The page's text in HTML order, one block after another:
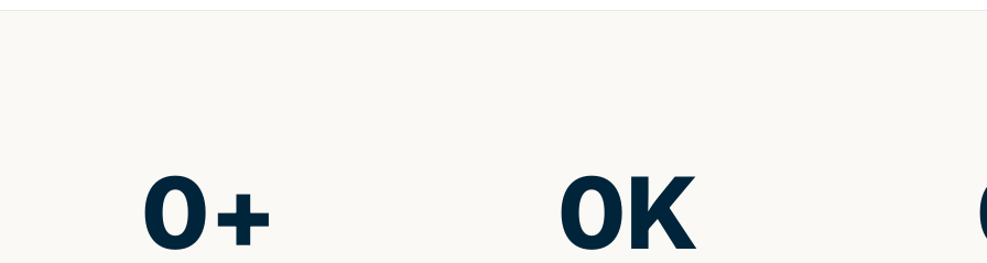
0+ 0K